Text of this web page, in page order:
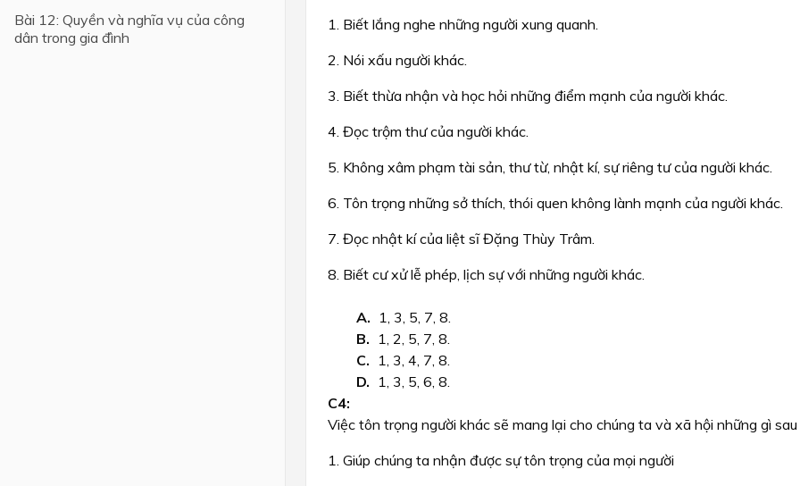
Bài 12: Quyền và nghĩa vụ của công
dân trong gia đình
1. Biết lắng nghe những người xung quanh.
2. Nói xấu người khác.
3. Biết thừa nhận và học hỏi những điểm mạnh của người khác.
4. Đọc trộm thư của người khác.
5. Không xâm phạm tài sản, thư từ, nhật kí, sự riêng tư của người khác.
6. Tôn trọng những sở thích, thói quen không lành mạnh của người khác.
7. Đọc nhật kí của liệt sĩ Đặng Thùy Trâm.
8. Biết cư xử lễ phép, lịch sự với những người khác.
1, 3, 5, 7, 8.
1, 2, 5, 7, 8.
1, 3, 4, 7, 8.
1, 3, 5, 6, 8.
Việc tôn trọng người khác sẽ mang lại cho chúng ta và xã hội những gì
1. Giúp chúng ta nhận được sự tôn trọng của mọi người